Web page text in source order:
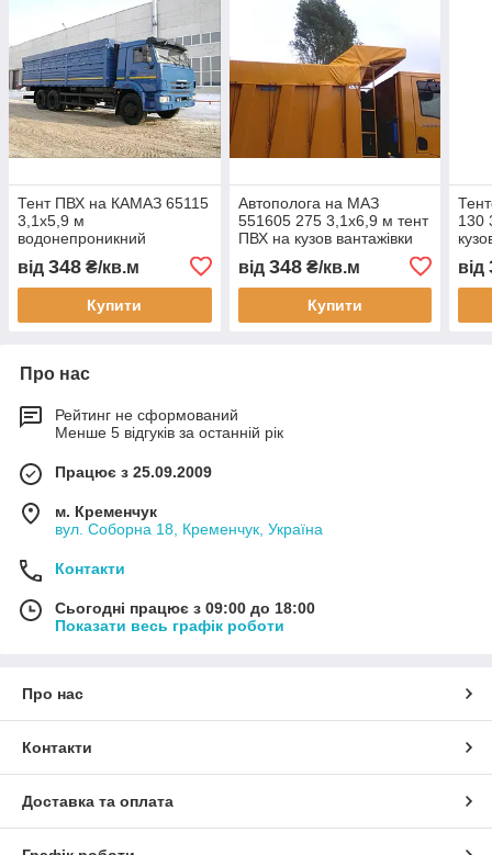
Тент ПВХ на КАМАЗ 65115
3,1х5,9 м
водонепроникний
кузов вантажівки тент на
самоскид причіп
від 348 ₴/кв.м
Купити
Автополога на МАЗ
551605 275 3,1х6,9 м тент
ПВХ на кузов вантажівки
захисний автотент для
перевезення вантажів
від 348₴/кв.м
Купити
130
від
Про нас
Рейтинг не сформований
Менше 5 відгуків за останній рік
Працює з 25.09.2009
м. Кременчук
вул. Соборна 18, Кременчук, Україна
Контакти
Сьогодні працює з 09:00 до 18:00
Показати весь графік роботи
Про нас
Контакти
Доставка та оплата